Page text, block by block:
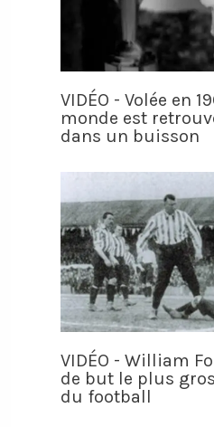
VIDÉO - Volée en
monde est
dans un buisson
VIDÉO - William
de but le plus
du football